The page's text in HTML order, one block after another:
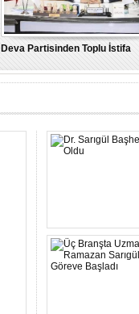
Deva Partisinden Toplu İstifa